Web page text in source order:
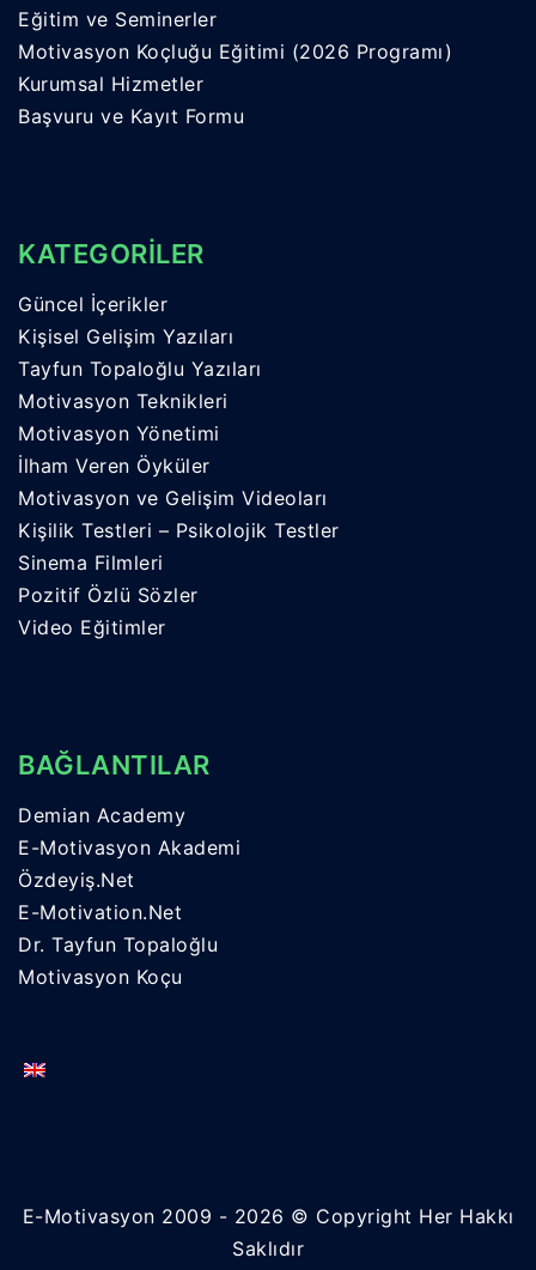
Eğitim ve Seminerler
Motivasyon Koçluğu Eğitimi (2026 Programı)
Kurumsal Hizmetler
Başvuru ve Kayıt Formu
KATEGORİLER
Güncel İçerikler
Kişisel Gelişim Yazıları
Tayfun Topaloğlu Yazıları
Motivasyon Teknikleri
Motivasyon Yönetimi
İlham Veren Öyküler
Motivasyon ve Gelişim Videoları
Kişilik Testleri – Psikolojik Testler
Sinema Filmleri
Pozitif Özlü Sözler
Video Eğitimler
BAĞLANTILAR
Demian Academy
E-Motivasyon Akademi
Özdeyiş.Net
E-Motivation.Net
Dr. Tayfun Topaloğlu
Motivasyon Koçu
E-Motivasyon 2009 - 2026 © Copyright Her Hakkı
Saklıdır